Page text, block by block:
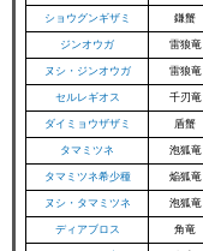
ショウグンギザミ 鎌蟹
ジンオウガ 雷狼竜
ヌシ・ジンオウガ 雷狼竜
セルレギオス 千刃竜
ダイミョウザザミ 盾蟹
タマミツネ 泡狐竜
タマミツネ希少種 焔狐竜
ヌシ・タマミツネ 泡狐竜
ディアブロス 角竜